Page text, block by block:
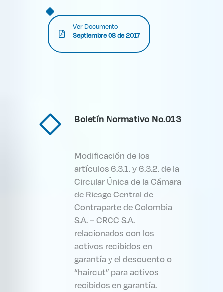
Ver Documento
Septiembre 08 de 2017
Boletín Normativo No.013
Modificación de los
artículos 6.3.1. y 6.3.2. de la
Circular Única de la Cámara
de Riesgo Central de
Contraparte de Colombia
S.A. – CRCC S.A.
relacionados con los
activos recibidos en
garantía y el descuento o
“haircut” para activos
recibidos en garantía.